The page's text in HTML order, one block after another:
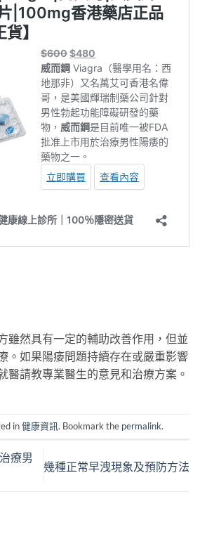
雖然具有一定的輔助改善作用，但並
。如果陽痿問題持續存在或嚴重影響
醫請教專業醫生的意見和治療方案。
in健康資訊. Bookmark the permalink.
療男
幾種正常早洩現象及預防方法